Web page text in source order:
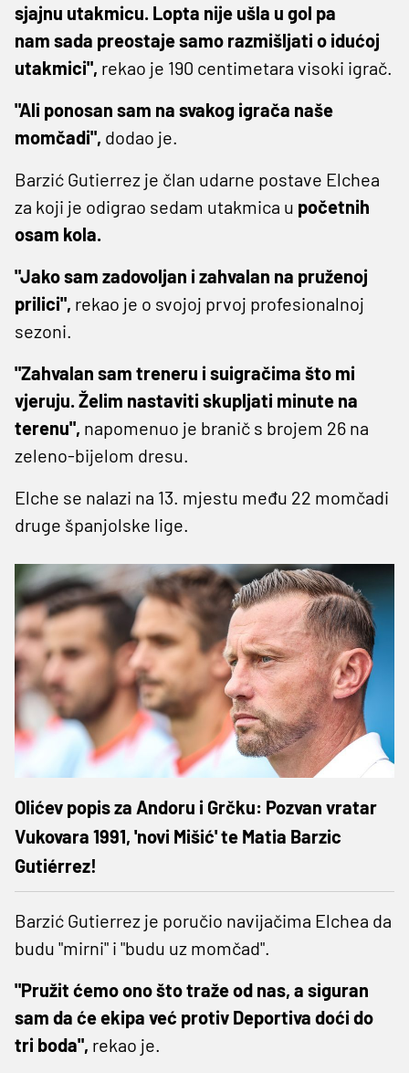
sjajnu utakmicu. Lopta nije ušla u gol pa
nam sada preostaje samo razmišljati o idućoj
utakmici", rekao je 190 centimetara visoki igrač.
"Ali ponosan sam na svakog igrača naše
momčadi", dodao je.
Barzić Gutierrez je član udarne postave Elchea
za koji je odigrao sedam utakmica u početnih
osam kola.
"Jako sam zadovoljan i zahvalan na pruženoj
prilici", rekao je o svojoj prvoj profesionalnoj
sezoni.
"Zahvalan sam treneru i suigračima što mi
vjeruju. Želim nastaviti skupljati minute na
terenu", napomenuo je branič s brojem 26 na
zeleno-bijelom dresu.
Elche se nalazi na 13. mjestu među 22 momčadi
druge španjolske lige.
Olićev popis za Andoru i Grčku: Pozvan vratar
Vukovara 1991, 'novi Mišić' te Matia Barzic
Gutiérrez!
Barzić Gutierrez je poručio navijačima Elchea da
budu "mirni" i "budu uz momčad".
"Pružit ćemo ono što traže od nas, a siguran
sam da će ekipa već protiv Deportiva doći do
tri boda", rekao je.